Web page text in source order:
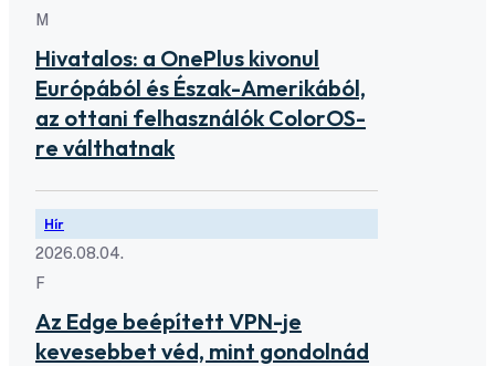
M
Hivatalos: a OnePlus kivonul
Európából és Észak-Amerikából,
az ottani felhasználók ColorOS-
re válthatnak
Hír
2026.08.04.
F
Az Edge beépített VPN-je
kevesebbet véd, mint gondolnád